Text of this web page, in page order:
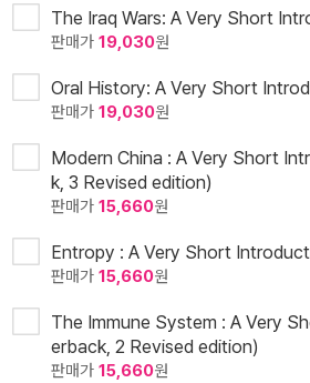
The Iraq Wars: A Very Short
판매가 19,030원
Oral History: A Very Short
판매가 19,030원
Modern China : A Very Short
k, 3 Revised edition)
판매가 15,660원
Entropy : A Very Short
판매가 15,660원
The Immune System : A Very
erback, 2 Revised edition)
판매가 15,660원